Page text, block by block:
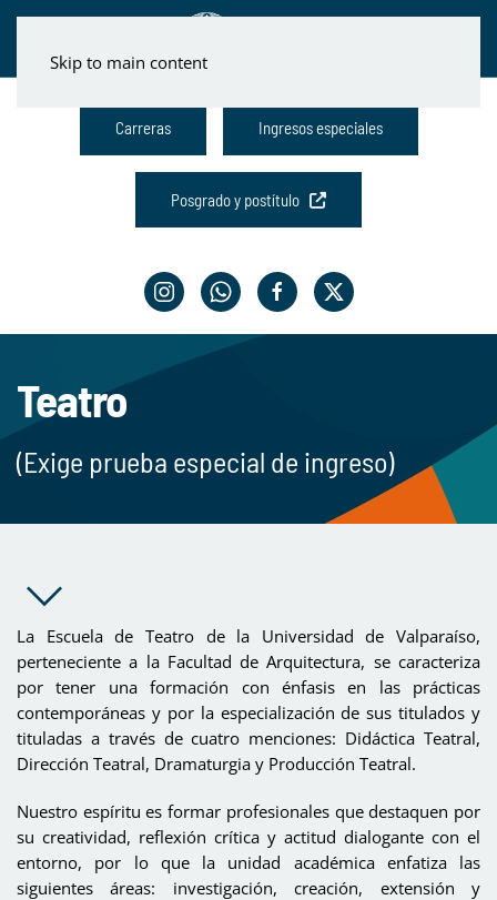
Skip to main content
Carreras Ingresos especiales
Posgrado y postítulo
Teatro
(Exige prueba especial de ingreso)
La Escuela de Teatro de la Universidad de Valparaíso,
perteneciente a la Facultad de Arquitectura, se caracteriza
por tener una formación con énfasis en las prácticas
contemporáneas y por la especialización de sus titulados y
tituladas a través de cuatro menciones: Didáctica Teatral,
Dirección Teatral, Dramaturgia y Producción Teatral.
Nuestro espíritu es formar profesionales que destaquen por
su creatividad, reflexión crítica y actitud dialogante con el
entorno, por lo que la unidad académica enfatiza las
siguientes áreas: investigación, creación, extensión y